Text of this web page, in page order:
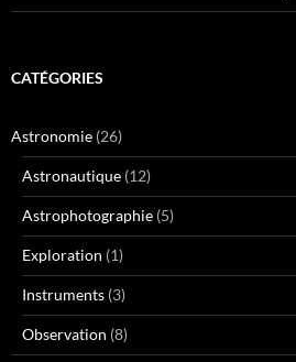
CATÉGORIES
Astronomie (26)
Astronautique (12)
Astrophotographie (5)
Exploration (1)
Instruments (3)
Observation (8)